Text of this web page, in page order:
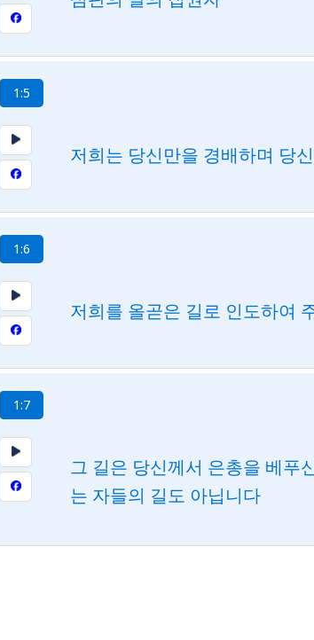
1:5
저희는 당신만을 경배하며 당
1:6
저희를 올곧은 길로 인도하여
1:7
그 길은 당신께서 은총을 베푸
는 자들의 길도 아닙니다